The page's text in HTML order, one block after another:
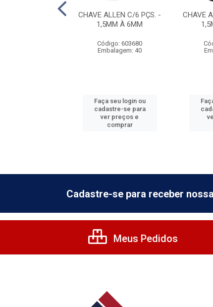
CHAVE ALLEN C/6 PÇS. -
1,5MM À 6MM
Código: 603680
Embalagem: 40
Faça seu login ou
cadastre-se para
ver preços e
comprar
CHAVE
Cadastre-se para receber
Meus Pedidos